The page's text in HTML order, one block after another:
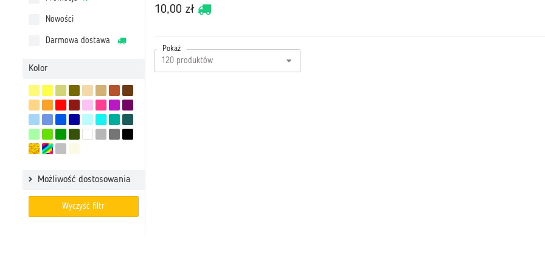
10,00 zł
Pokaż
Nowości
Darmowa dostawa
Kolor
Możliwość dostosowania
Wyczyść filtr